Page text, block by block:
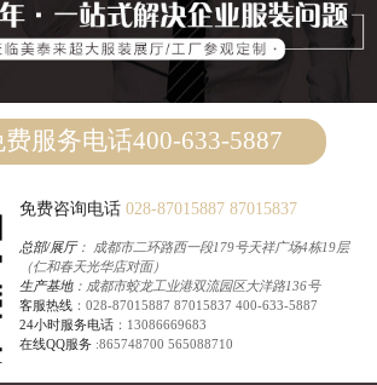
服务电话400-633-5887
免费咨询电话 028-87015887 87015837
总部/展厅： 成都市二环路西一段179号天祥广场4栋19层
（仁和春天光华店对面）
生产基地：成都市蛟龙工业港双流园区大洋路136号
客服热线： 028-87015887 87015837 400-633-5887
24小时服务电话： 13086669683
在线QQ服务:865748700 565088710